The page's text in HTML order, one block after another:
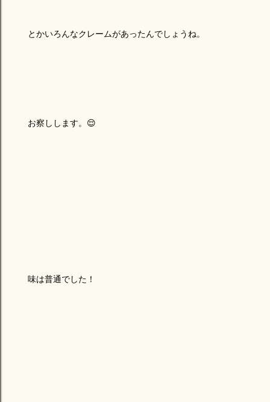
とかいろんなクレームがあったんでしょうね。
お察しします。😌
味は普通でした！